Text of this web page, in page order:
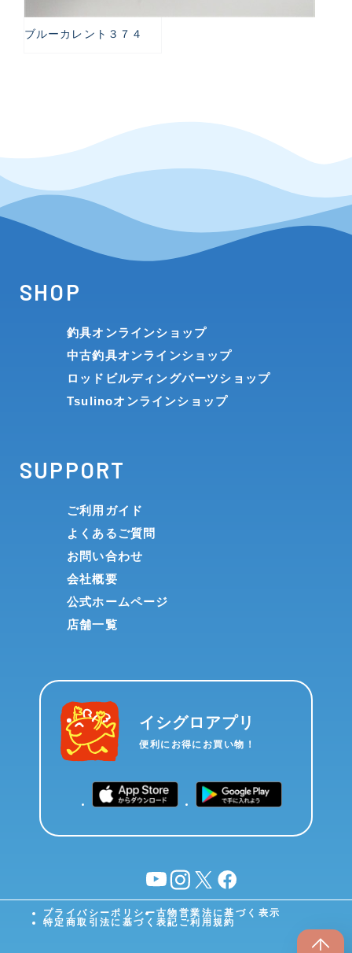
ブルーカレント３７４
SHOP
釣具オンラインショップ
中古釣具オンラインショップ
ロッドビルディングパーツショップ
Tsulinoオンラインショップ
SUPPORT
ご利用ガイド
よくあるご質問
お問い合わせ
会社概要
公式ホームページ
店舗一覧
イシグロアプリ
便利にお得にお買い物！
YouTubeinstagram
X facebook
プライバシーポリシー古物営業法に基づく表示
特定商取引法に基づく表記 ご利用規約